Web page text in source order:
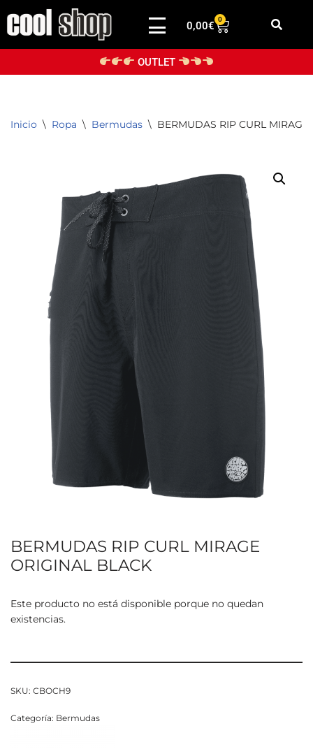
Saltar
0,00€
0
OUTLET
Inicio \ Ropa \ Bermudas \ BERMUDAS RIP CURL
BERMUDAS RIP CURL MIRAGE
ORIGINAL BLACK
Este producto no está disponible porque no quedan
existencias.
SKU: CBOCH9
Categoría: Bermudas